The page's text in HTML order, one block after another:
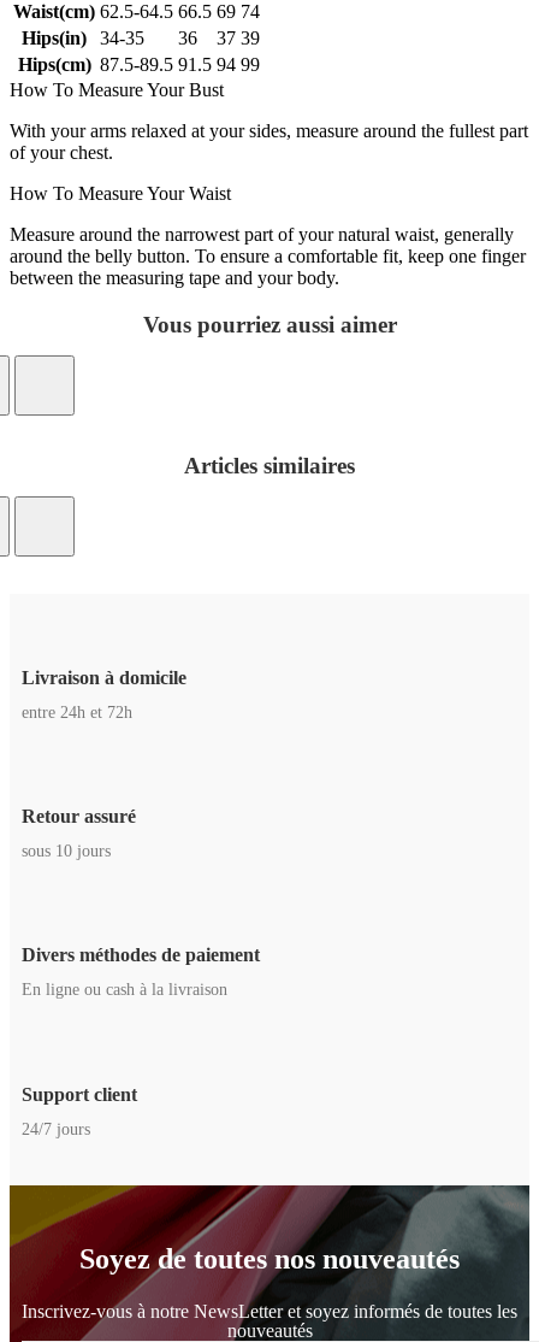
Waist(cm) 62.5-64.5 66.5 69 74
Hips(in)
34-35 36 37 39
Hips(cm) 87.5-89.5 91.5 94 99
How To Measure Your Bust
With your arms relaxed at your sides, measure around the fullest part
of your chest.
How To Measure Your Waist
Measure around the narrowest part of your natural waist, generally
around the belly button. To ensure a comfortable fit, keep one finger
between the measuring tape and your body.
Vous pourriez aussi aimer
Articles similaires
Livraison à domicile
entre 24h et 72h
Retour assuré
sous 10 jours
Divers méthodes de paiement
En ligne ou cash à la livraison
Support client
24/7 jours
Soyez de toutes nos nouveautés
Inscrivez-vous à notre NewsLetter et soyez informés de toutes les
nouveautés